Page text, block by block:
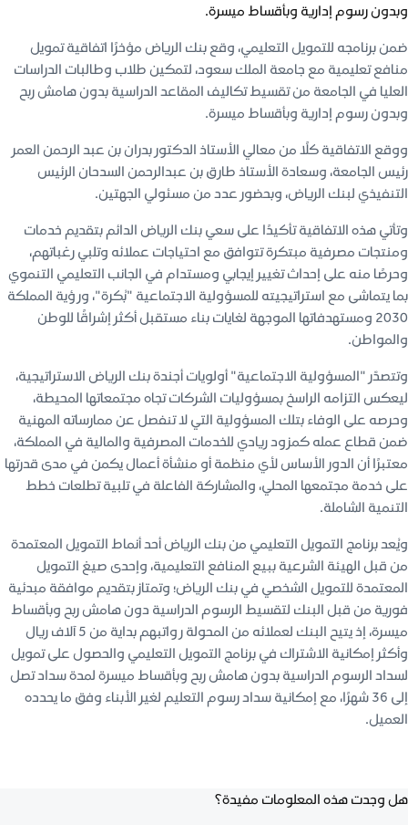
وبدون رسوم إدارية وبأقساط ميسرة.
ضمن برنامجه للتمويل التعليمي، وقع بنك الرياض مؤخرًا اتفاقية تمويل
منافع تعليمية مع جامعة الملك سعود، لتمكين طلاب وطالبات الدراسات
العليا في الجامعة من تقسيط تكاليف المقاعد الدراسية بدون هامش ربح
وبدون رسوم إدارية وبأقساط ميسرة.
ووقع الاتفاقية كلًا من معالي الأستاذ الدكتور بدران بن عبد الرحمن العمر
رئيس الجامعة، وسعادة الأستاذ طارق بن عبدالرحمن السدحان الرئيس
التنفيذي لبنك الرياض، وبحضور عدد من مسئولي الجهتين.
وتأتي هذه الاتفاقية تأكيدًا على سعي بنك الرياض الدائم بتقديم خدمات
ومنتجات مصرفية مبتكرة تتوافق مع احتياجات عملائه وتلبي رغباتهم،
وحرصًا منه على إحداث تغيير إيجابي ومستدام في الجانب التعليمي التنموي
بما يتماشى مع استراتيجيته للمسؤولية الاجتماعية "بُكرة"، ورؤية المملكة
2030 ومستهدفاتها الموجهة لغايات بناء مستقبل أكثر إشراقًا للوطن
والمواطن.
وتتصدّر "المسؤولية الاجتماعية" أولويات أجندة بنك الرياض الاستراتيجية،
ليعكس التزامه الراسخ بمسؤوليات الشركات تجاه مجتمعاتها المحيطة،
وحرصه على الوفاء بتلك المسؤولية التي لا تنفصل عن ممارساته المهنية
ضمن قطاع عمله كمزود ريادي للخدمات المصرفية والمالية في المملكة،
معتبرًا أن الدور الأساس لأي منظمة أو منشأة أعمال يكمن في مدى قدرتها
على خدمة مجتمعها المحلي، والمشاركة الفاعلة في تلبية تطلعات خطط
التنمية الشاملة.
ويُعد برنامج التمويل التعليمي من بنك الرياض أحد أنماط التمويل المعتمدة
من قبل الهيئة الشرعية ببيع المنافع التعليمية، وإحدى صيغ التمويل
المعتمدة للتمويل الشخصي في بنك الرياض؛ وتمتاز بتقديم موافقة مبدئية
فورية من قبل البنك لتقسيط الرسوم الدراسية دون هامش ربح وبأقساط
ميسرة، إذ يتيح البنك لعملائه من المحولة رواتبهم بداية من 5 آلاف ريال
وأكثر إمكانية الاشتراك في برنامج التمويل التعليمي والحصول على تمويل
لسداد الرسوم الدراسية بدون هامش ربح وبأقساط ميسرة لمدة سداد تصل
إلى 36 شهرًا، مع إمكانية سداد رسوم التعليم لغير الأبناء وفق ما يحدده
العميل.
هل وجدت هذه المعلومات مفيدة؟